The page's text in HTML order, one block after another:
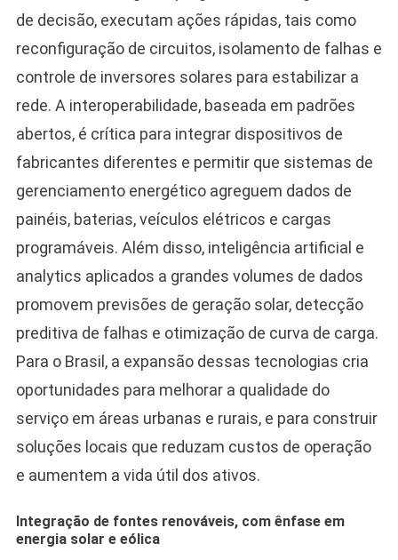
de decisão, executam ações rápidas, tais como
reconfiguração de circuitos, isolamento de falhas e
controle de inversores solares para estabilizar a
rede. A interoperabilidade, baseada em padrões
abertos, é crítica para integrar dispositivos de
fabricantes diferentes e permitir que sistemas de
gerenciamento energético agreguem dados de
painéis, baterias, veículos elétricos e cargas
programáveis. Além disso, inteligência artificial e
analytics aplicados a grandes volumes de dados
promovem previsões de geração solar, detecção
preditiva de falhas e otimização de curva de carga.
Para o Brasil, a expansão dessas tecnologias cria
oportunidades para melhorar a qualidade do
serviço em áreas urbanas e rurais, e para construir
soluções locais que reduzam custos de operação
e aumentem a vida útil dos ativos.
Integração de fontes renováveis, com ênfase em
energia solar e eólica